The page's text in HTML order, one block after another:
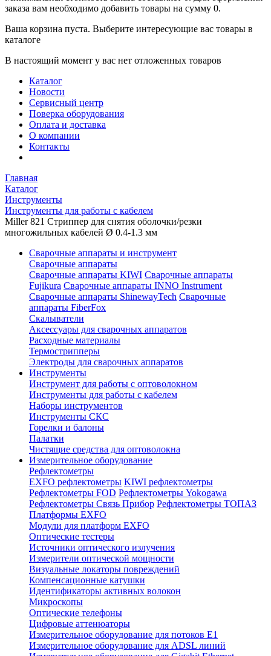
заказа вам необходимо добавить товары на сумму 0.
Ваша корзина пуста. Выберите интересующие вас товары в
каталоге
В настоящий момент у вас нет отложенных товаров
Каталог
Новости
Сервисный центр
Поверка оборудования
Оплата и доставка
О компании
Контакты
Главная
Каталог
Инструменты
Инструменты для работы с кабелем
Miller 821 Стриппер для снятия оболочки/резки
многожильных кабелей Ø 0.4-1.3 мм
Сварочные аппараты и инструмент
Сварочные аппараты
Сварочные аппараты KIWI Сварочные аппараты
Fujikura Сварочные аппараты INNO Instrument
Сварочные аппараты ShinewayTech Cварочные
аппараты FiberFox
Скалыватели
Аксессуары для сварочных аппаратов
Расходные материалы
Термострипперы
Электроды для сварочных аппаратов
Инструменты
Инструмент для работы с оптоволокном
Инструменты для работы с кабелем
Наборы инструментов
Инструменты СКС
Горелки и балоны
Палатки
Чистящие средства для оптоволокна
Измерительное оборудование
Рефлектометры
EXFO рефлектометры KIWI рефлектометры
Рефлектометры FOD Рефлектометры Yokogawa
Рефлектометры Связь Прибор Рефлектометры ТОПАЗ
Платформы EXFO
Модули для платформ EXFO
Оптические тестеры
Источники оптического излучения
Измерители оптической мощности
Визуальные локаторы повреждений
Компенсационные катушки
Идентификаторы активных волокон
Микроскопы
Оптические телефоны
Цифровые аттенюаторы
Измерительное оборудование для потоков Е1
Измерительное оборудование для ADSL линий